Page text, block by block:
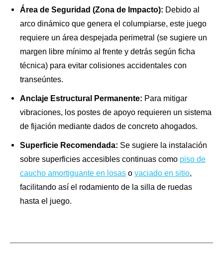
Área de Seguridad (Zona de Impacto): Debido al
arco dinámico que genera el columpiarse, este juego
requiere un área despejada perimetral (se sugiere un
margen libre mínimo al frente y detrás según ficha
técnica) para evitar colisiones accidentales con
transeúntes.
Anclaje Estructural Permanente: Para mitigar
vibraciones, los postes de apoyo requieren un sistema
de fijación mediante dados de concreto ahogados.
Superficie Recomendada: Se sugiere la instalación
sobre superficies accesibles continuas como piso de
caucho amortiguante en losas o vaciado en sitio,
facilitando así el rodamiento de la silla de ruedas
hasta el juego.